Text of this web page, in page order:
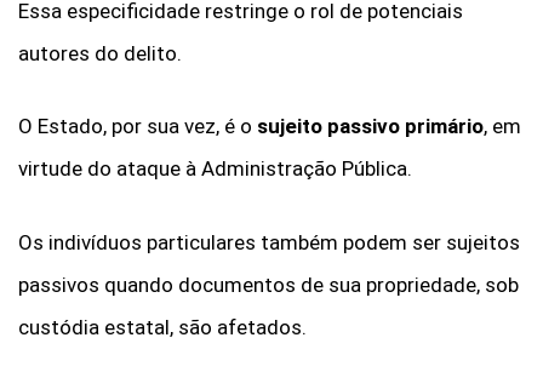
Essa especificidade restringe o rol de potenciais
autores do delito.
O Estado, por sua vez, é o sujeito passivo primário, em
virtude do ataque à Administração Pública.
Os indivíduos particulares também podem ser sujeitos
passivos quando documentos de sua propriedade, sob
custódia estatal, são afetados.